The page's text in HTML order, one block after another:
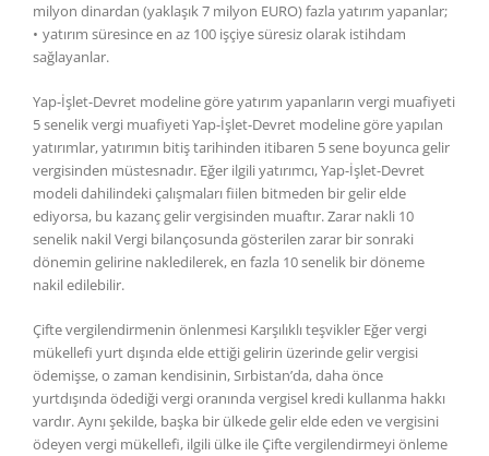
milyon dinardan (yaklaşık 7 milyon EURO) fazla yatırım yapanlar;
• yatırım süresince en az 100 işçiye süresiz olarak istihdam
sağlayanlar.
Yap-İşlet-Devret modeline göre yatırım yapanların vergi muafiyeti
5 senelik vergi muafiyeti Yap-İşlet-Devret modeline göre yapılan
yatırımlar, yatırımın bitiş tarihinden itibaren 5 sene boyunca gelir
vergisinden müstesnadır. Eğer ilgili yatırımcı, Yap-İşlet-Devret
modeli dahilindeki çalışmaları fiilen bitmeden bir gelir elde
ediyorsa, bu kazanç gelir vergisinden muaftır. Zarar nakli 10
senelik nakil Vergi bilançosunda gösterilen zarar bir sonraki
dönemin gelirine nakledilerek, en fazla 10 senelik bir döneme
nakil edilebilir.
Çifte vergilendirmenin önlenmesi Karşılıklı teşvikler Eğer vergi
mükellefi yurt dışında elde ettiği gelirin üzerinde gelir vergisi
ödemişse, o zaman kendisinin, Sırbistan’da, daha önce
yurtdışında ödediği vergi oranında vergisel kredi kullanma hakkı
vardır. Aynı şekilde, başka bir ülkede gelir elde eden ve vergisini
ödeyen vergi mükellefi, ilgili ülke ile Çifte vergilendirmeyi önleme